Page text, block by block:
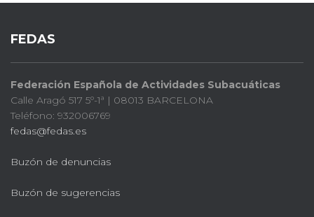
FEDAS
Federación Española de Actividades Subacuáticas
Calle Aragó 517 5º-1ª | 08013 BARCELONA
Teléfono: 932006769
fedas@fedas.es
Buzón de denuncias
Buzón de sugerencias